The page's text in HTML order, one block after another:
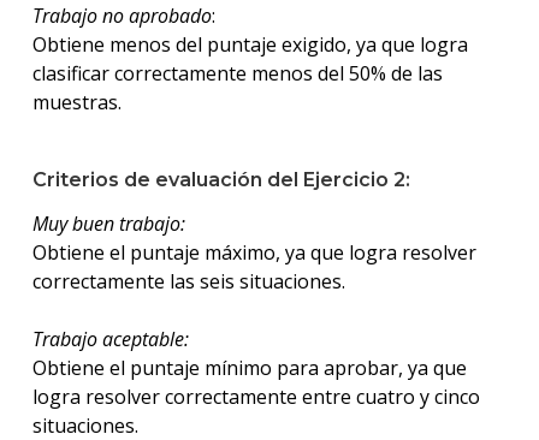
Trabajo no aprobado:
Obtiene menos del puntaje exigido, ya que logra
clasificar correctamente menos del 50% de las
muestras.
Criterios de evaluación del Ejercicio 2:
Muy buen trabajo:
Obtiene el puntaje máximo, ya que logra resolver
correctamente las seis situaciones.
Trabajo aceptable:
Obtiene el puntaje mínimo para aprobar, ya que
logra resolver correctamente entre cuatro y cinco
situaciones.